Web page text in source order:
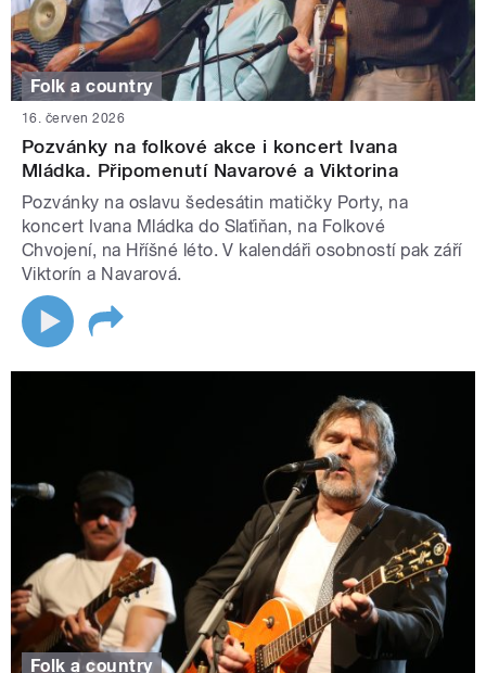
Folk a country
16. červen 2026
Pozvánky na folkové akce i koncert Ivana
Mládka. Připomenutí Navarové a Viktorina
Pozvánky na oslavu šedesátin matičky Porty, na
koncert Ivana Mládka do Slaťiňan, na Folkové
Chvojení, na Hříšné léto. V kalendáři osobností pak září
Viktorín a Navarová.
Folk a country